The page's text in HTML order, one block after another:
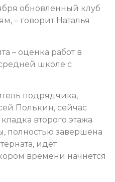
обновленный клуб
– говорит Наталья
– оценка работ в
школе с
подрядчика,
Полькин, сейчас
второго этажа
полностью завершена
идет
времени начнется